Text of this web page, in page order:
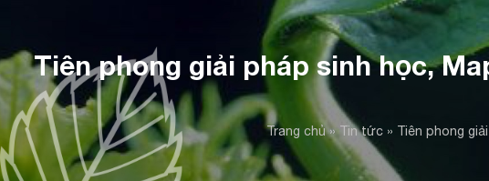
Tiên phong giải pháp sinh học,
Trang chủ»Tin tức » Tiên phong